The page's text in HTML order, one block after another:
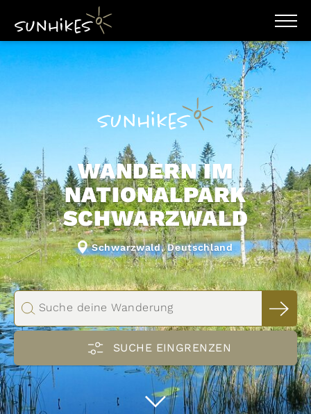
WANDERZIELE
WANDERUNGEN
WANDERN IM
NATIONALPARK
SCHWARZWALD
Schwarzwald, Deutschland
SUCHE EINGRENZEN
Suche deine Wanderung
Distanz km
Raster
Distanz km
Höhenmeter
Höhenmeter
Schwierigkeit
leicht
moderat
schwer
Eigenschaften
schwindelfrei
trittsicher
vorwiegend Pfade
leicht zu folgen
gute Grundkondition
guter Orientierungssinn
kinderfreundlich
Genehmigung erforderlich
gebührenpflichtig
alpines Gelände
hundefreundlich